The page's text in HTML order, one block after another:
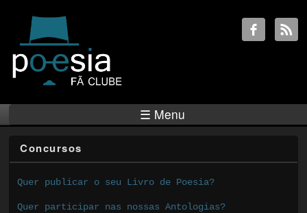
☰ Menu
Concursos
Quer publicar o seu Livro de Poesia?
Quer participar nas nossas Antologias?